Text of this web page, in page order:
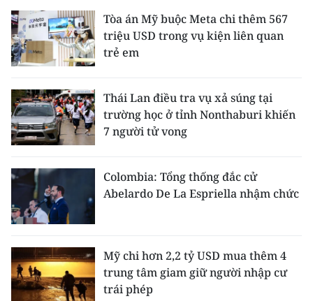
Tòa án Mỹ buộc Meta chi thêm 567
triệu USD trong vụ kiện liên quan
trẻ em
Thái Lan điều tra vụ xả súng tại
trường học ở tỉnh Nonthaburi khiến
7 người tử vong
Colombia: Tổng thống đắc cử
Abelardo De La Espriella nhậm chức
Mỹ chi hơn 2,2 tỷ USD mua thêm 4
trung tâm giam giữ người nhập cư
trái phép